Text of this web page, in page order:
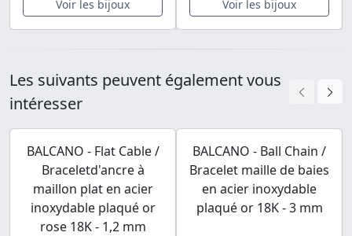
Voir les bijoux Voir les bijoux
Les suivants peuvent également vous
intéresser
BALCANO - Flat Cable /
Braceletd'ancre à
maillon plat en acier
inoxydable plaqué or
rose 18K - 1,2 mm
BALCANO - Ball Chain /
Bracelet maille de baies
en acier inoxydable
plaqué or 18K - 3 mm